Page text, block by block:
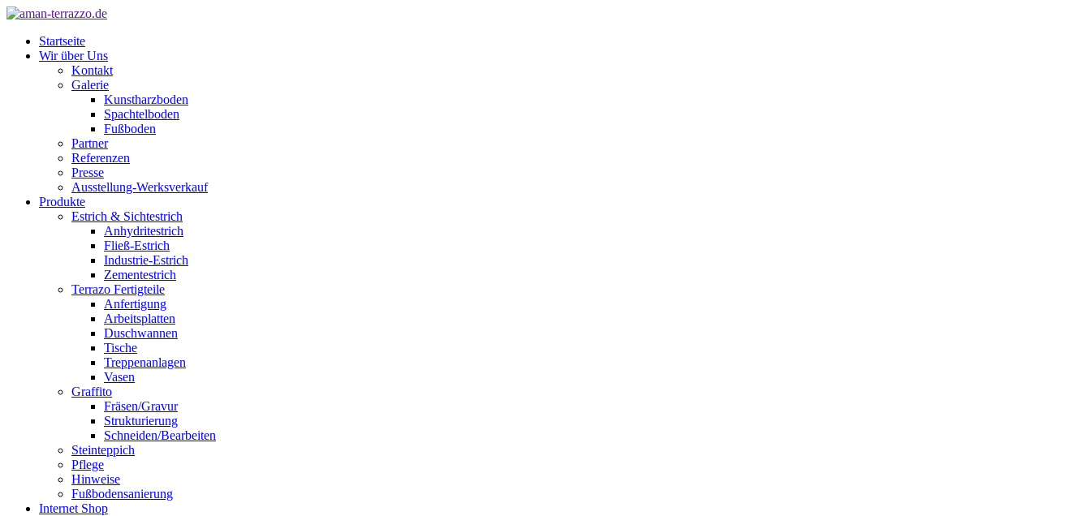
Startseite
Wir über Uns
Kontakt
Galerie
Kunstharzboden
Spachtelboden
Fußboden
Partner
Referenzen
Presse
Ausstellung-Werksverkauf
Produkte
Estrich & Sichtestrich
Anhydritestrich
Fließ-Estrich
Industrie-Estrich
Zementestrich
Terrazo Fertigteile
Anfertigung
Arbeitsplatten
Duschwannen
Tische
Treppenanlagen
Vasen
Graffito
Fräsen/Gravur
Strukturierung
Schneiden/Bearbeiten
Steinteppich
Pflege
Hinweise
Fußbodensanierung
Internet Shop